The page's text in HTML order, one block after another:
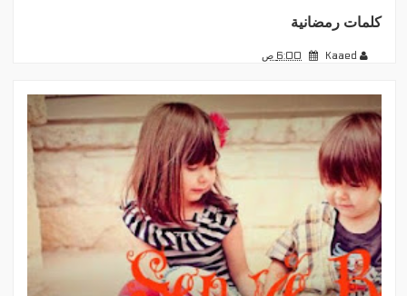
كلمات رمضانية
Kaaed 6:00 ص